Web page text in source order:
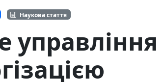
Наукова стаття
управління